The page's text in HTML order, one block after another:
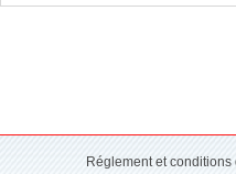
Réglement et